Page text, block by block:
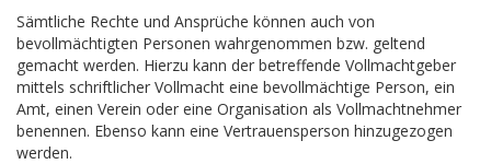
Sämtliche Rechte und Ansprüche können auch von
bevollmächtigten Personen wahrgenommen bzw. geltend
gemacht werden. Hierzu kann der betreffende Vollmachtgeber
mittels schriftlicher Vollmacht eine bevollmächtige Person, ein
Amt, einen Verein oder eine Organisation als Vollmachtnehmer
benennen. Ebenso kann eine Vertrauensperson hinzugezogen
werden.